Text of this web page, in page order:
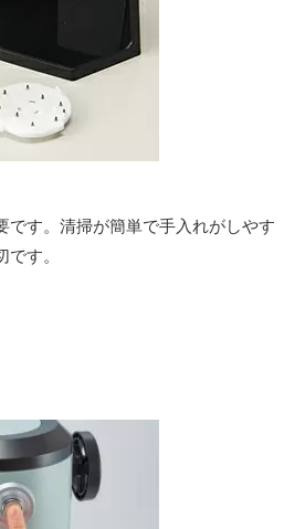
です。清掃が簡単で手入れがしやす
す。